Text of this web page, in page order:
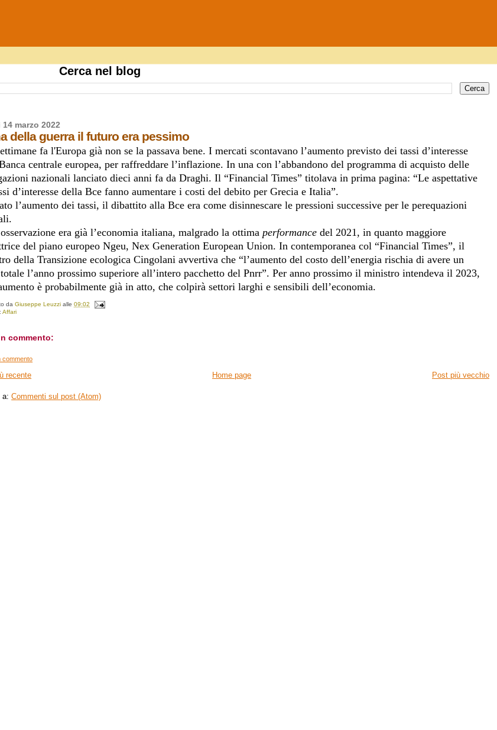
Cerca nel blog
marzo 2022
della guerra il futuro era pessimo
fa l'Europa già non se la passava bene. I mercati scontavano l’aumento previsto dei tassi d’interesse
centrale europea, per raffreddare l’inflazione. In una con l’abbandono del programma di acquisto delle
nazionali lanciato dieci anni fa da Draghi. Il “Financial Times” titolava in prima pagina: “Le aspettative
d’interesse della Bce fanno aumentare i costi del debito per Grecia e Italia”.
l’aumento dei tassi, il dibattito alla Bce era come disinnescare le pressioni successive per le perequazioni
era già l’economia italiana, malgrado la ottima performance del 2021, in quanto maggiore
del piano europeo Ngeu, Nex Generation European Union. In contemporanea col “Financial Times”, il
della Transizione ecologica Cingolani avvertiva che “l’aumento del costo dell’energia rischia di avere un
l’anno prossimo superiore all’intero pacchetto del Pnrr”. Per anno prossimo il ministro intendeva il 2023,
è probabilmente già in atto, che colpirà settori larghi e sensibili dell’economia.
daGiuseppe Leuzzi alle09:02
Affari
commento:
commento
recente Post più vecchio
Home page
a:Commenti sul post (Atom)